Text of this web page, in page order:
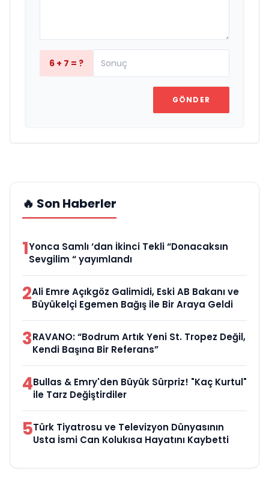
6 + 7 = ?
GÖNDER
🔥 Son Haberler
1Yonca Samlı ‘dan İkinci Tekli “Donacaksın
Sevgilim “ yayımlandı
2Ali Emre Açıkgöz Galimidi, Eski AB Bakanı ve
Büyükelçi Egemen Bağış ile Bir Araya Geldi
3RAVANO: “Bodrum Artık Yeni St. Tropez Değil,
Kendi Başına Bir Referans”
4Bullas & Emry'den Büyük Sürpriz! "Kaç Kurtul"
ile Tarz Değiştirdiler
5Türk Tiyatrosu ve Televizyon Dünyasının
Usta İsmi Can Kolukısa Hayatını Kaybetti